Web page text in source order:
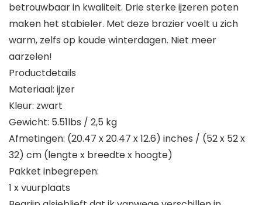
betrouwbaar in kwaliteit. Drie sterke ijzeren poten
maken het stabieler. Met deze brazier voelt u zich
warm, zelfs op koude winterdagen. Niet meer
aarzelen!
Productdetails
Materiaal: ijzer
Kleur: zwart
Gewicht: 5.51lbs / 2,5 kg
Afmetingen: (20.47 x 20.47 x 12.6) inches / (52 x 52 x
32) cm (lengte x breedte x hoogte)
Pakket inbegrepen:
1 x vuurplaats